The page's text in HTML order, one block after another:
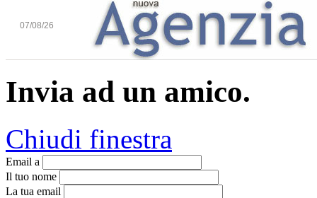
07/08/26
Invia ad un amico.
Chiudi finestra
Email a
Il tuo nome
La tua email